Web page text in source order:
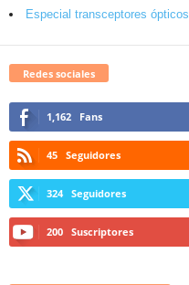
Especial transceptores ópticos
Redes sociales
1,162 Fans
45 Seguidores
324 Seguidores
200 Suscriptores